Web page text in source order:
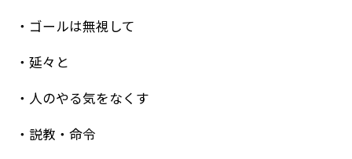
・ゴールは無視して
・延々と
・人のやる気をなくす
・説教・命令